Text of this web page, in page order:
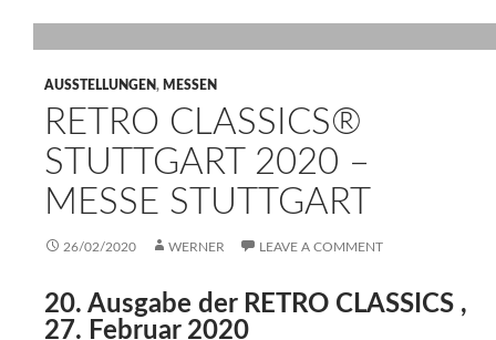
AUSSTELLUNGEN, MESSEN
RETRO CLASSICS®
STUTTGART 2020 –
MESSE STUTTGART
26/02/2020 WERNER LEAVE A COMMENT
20. Ausgabe der RETRO CLASSICS ,
27. Februar 2020